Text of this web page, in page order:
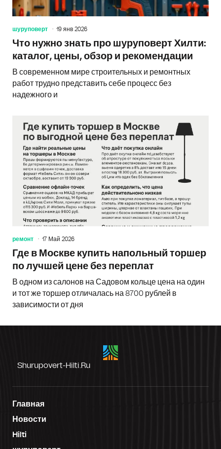
шуруповерт 19 янв 2026
Что нужно знать про шуруповерт Хилти:
каталог, цены, обзор и рекомендации
В современном мире строительных и ремонтных
работ трудно представить себе процесс без
надежного и
ремонт 17 Май 2026
Где в Москве купить напольный торшер
по лучшей цене без переплат
В одном из салонов на Садовом кольце цена на один
и тот же торшер отличалась на 8700 рублей в
зависимости от дня
Shurupovert-Hilti.ru
Главная
Новости
Hilti